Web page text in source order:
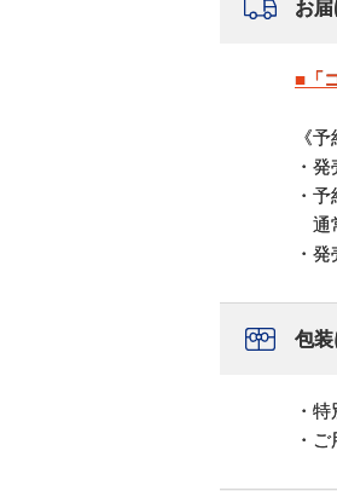
お
■「
《
・
・
通
・
包装
・
・